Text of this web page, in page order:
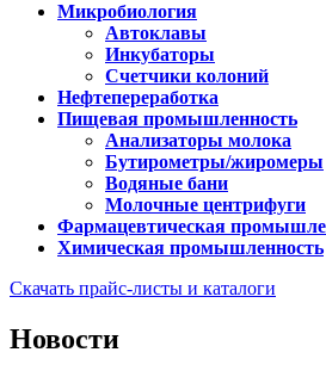
Микробиология
Автоклавы
Инкубаторы
Счетчики колоний
Нефтепереработка
Пищевая промышленность
Анализаторы молока
Бутирометры/жиромеры
Водяные бани
Молочные центрифуги
Фармацевтическая
Химическая промышленность
Скачать прайс-листы и каталоги
Новости